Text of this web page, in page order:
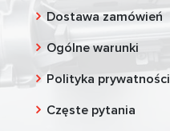
Dostawa zamówień
Ogólne warunki
Polityka prywatności
Częste pytania